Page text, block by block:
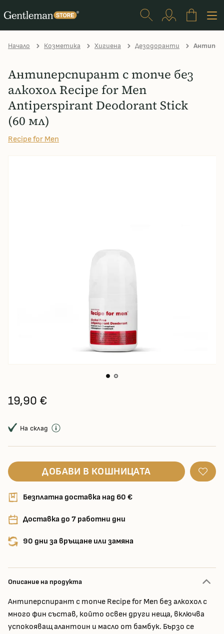
Начало Козметика Хигиена Дезодоранти
Антиперспирант с топче без
алкохол Recipe for Men
Antiperspirant Deodorant Stick
(60 мл)
Recipe for Men
19,90 €
На склад
ДОБАВИ В КОШНИЦАТА
Безплатна доставка над 60 €
Доставка до 7 работни дни
90 дни за връщане или замяна
Описание на продукта
Антиперспирант с топче Recipe for Men без алкохол с
много фин състав, който освен други неща, включва
успокояващ алантоин и масло от бамбук. Бързо се